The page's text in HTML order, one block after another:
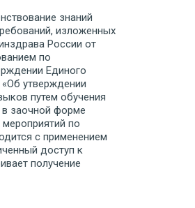
знаний
изложенных
России от
по
Единого
утверждении
путем обучения
заочной форме
по
с применением
доступ к
получение